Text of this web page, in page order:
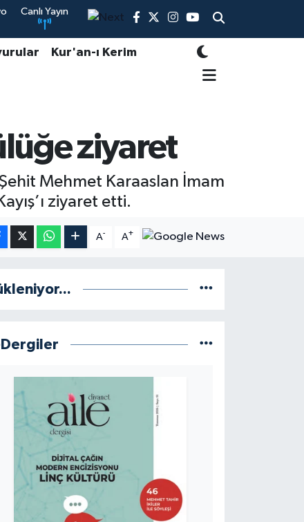
Canlı Yayın
Kur'an-ı Kerim
ziyaret
Mehmet Karaaslan İmam
ziyaret etti.
A- A+
Dergiler